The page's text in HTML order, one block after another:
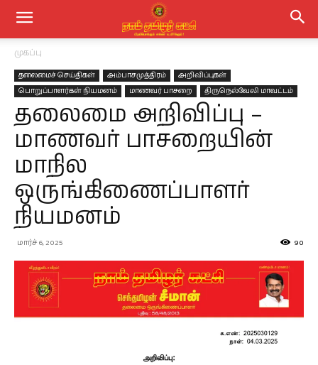
முகப்பு
தலைமைச் செய்திகள் அம்பாசமுத்திரம்
அறிவிப்புகள்
பொறுப்பாளர்கள் நியமனம்
மாணவர் பாசறை திருநெல்வேலி மாவட்டம்
தலைமை அறிவிப்பு –
மாணவர் பாசறையின்
மாநில
ஒருங்கிணைப்பாளர்
நியமனம்
மார்ச் 6, 2025 90